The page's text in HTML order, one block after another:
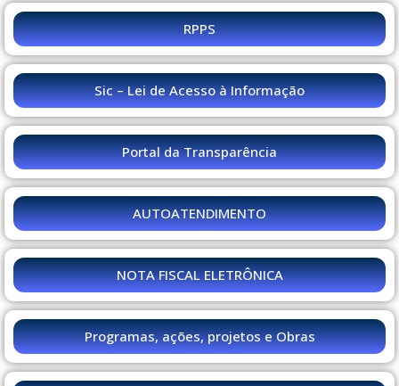
RPPS
Sic – Lei de Acesso à Informação
Portal da Transparência
AUTOATENDIMENTO
NOTA FISCAL ELETRÔNICA
Programas, ações, projetos e Obras